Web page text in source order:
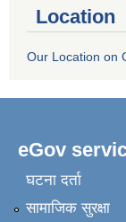
Location
Our Location on
eGov
घटना दर्ता
सामाजिक सुरक्षा